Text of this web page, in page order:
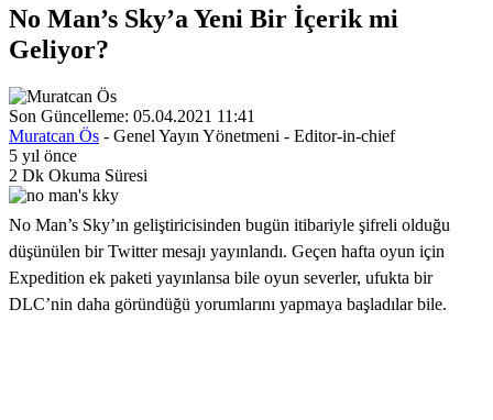
No Man’s Sky’a Yeni Bir İçerik mi
Geliyor?
Son Güncelleme: 05.04.2021 11:41
Muratcan Ös - Genel Yayın Yönetmeni - Editor-in-chief
5 yıl önce
2 Dk Okuma Süresi
No Man’s Sky’ın geliştiricisinden bugün itibariyle şifreli olduğu
düşünülen bir Twitter mesajı yayınlandı. Geçen hafta oyun için
Expedition ek paketi yayınlansa bile oyun severler, ufukta bir
DLC’nin daha göründüğü yorumlarını yapmaya başladılar bile.